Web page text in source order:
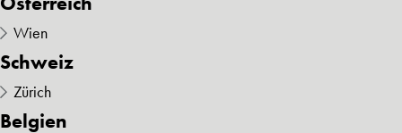
Wien
Schweiz
Zürich
Belgien